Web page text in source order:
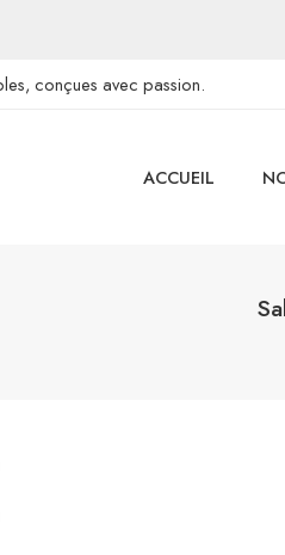
conçues avec passion.
ACCUEIL